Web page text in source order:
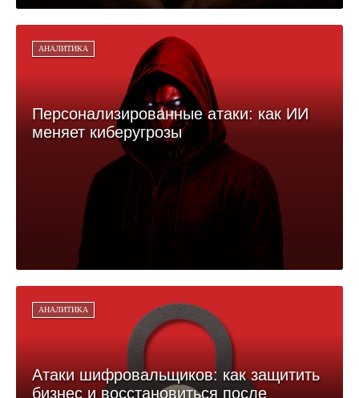
АНАЛИТИКА
Персонализированные атаки: как ИИ
меняет киберугрозы
АНАЛИТИКА
Атаки шифровальщиков: как защитить
бизнес и восстановиться после